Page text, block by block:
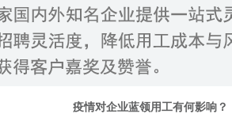
疫情对企业蓝领用工有何影响？